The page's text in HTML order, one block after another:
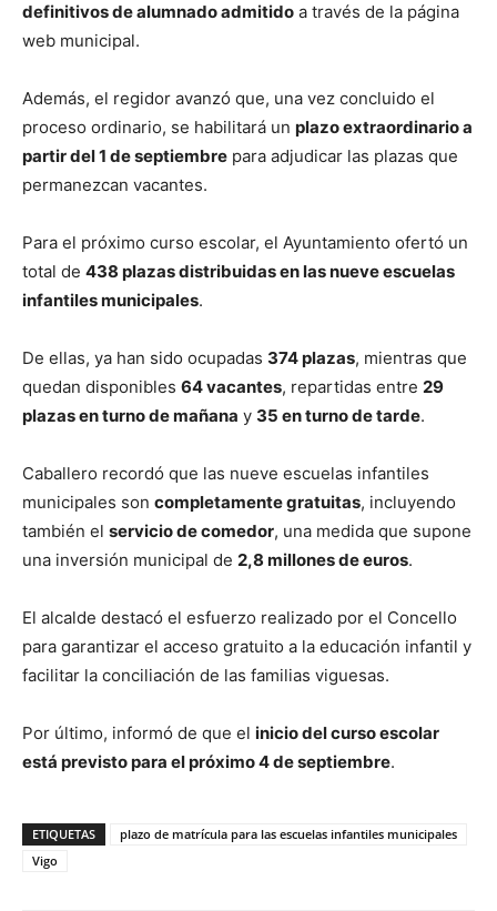
definitivos de alumnado admitido a través de la página
web municipal.
Además, el regidor avanzó que, una vez concluido el
proceso ordinario, se habilitará un plazo extraordinario a
partir del 1 de septiembre para adjudicar las plazas que
permanezcan vacantes.
Para el próximo curso escolar, el Ayuntamiento ofertó un
total de 438 plazas distribuidas en las nueve escuelas
infantiles municipales.
De ellas, ya han sido ocupadas 374 plazas, mientras que
quedan disponibles 64 vacantes, repartidas entre 29
plazas en turno de mañana y 35 en turno de tarde.
Caballero recordó que las nueve escuelas infantiles
municipales son completamente gratuitas, incluyendo
también el servicio de comedor, una medida que supone
una inversión municipal de 2,8 millones de euros.
El alcalde destacó el esfuerzo realizado por el Concello
para garantizar el acceso gratuito a la educación infantil y
facilitar la conciliación de las familias viguesas.
Por último, informó de que el inicio del curso escolar
está previsto para el próximo 4 de septiembre.
ETIQUETAS
plazo de matrícula para las escuelas infantiles municipales
Vigo